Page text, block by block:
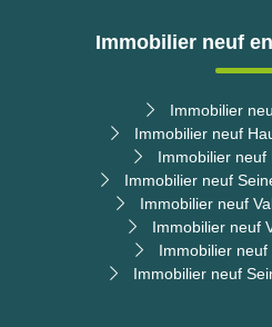
Immobilier neuf
Immobilier
Immobilier neuf
Immobilier neuf
Immobilier neuf
Immobilier neuf
Immobilier neuf
Immobilier neuf
Immobilier neuf